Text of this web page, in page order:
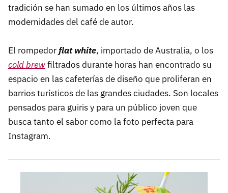
tradición se han sumado en los últimos años las
modernidades del café de autor.
El rompedorflat white, importado de Australia, o los
cold brewfiltrados durante horas han encontrado su
espacio en las cafeterías de diseño que proliferan en
barrios turísticos de las grandes ciudades. Son locales
pensados para guiris y para un público joven que
busca tanto el sabor como la foto perfecta para
Instagram.